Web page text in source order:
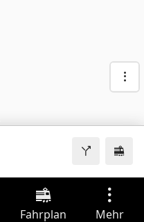
Fahrplan Mehr